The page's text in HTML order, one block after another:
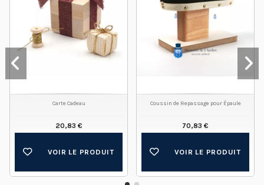
Carte Cadeau
20,83 €
VOIR LE PRODUIT
Coussin de Repassage pour Épaule
70,83 €
VOIR LE PRODUIT